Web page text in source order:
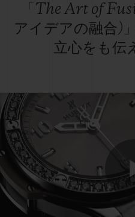
「The Art of
アイデアの融合)
立心をも伝